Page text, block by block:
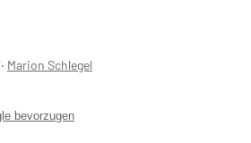
‧ Marion Schlegel
bevorzugen